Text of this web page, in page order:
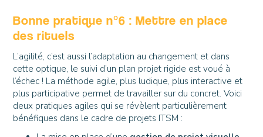
Bonne pratique n°6 : Mettre en place
des rituels
L’agilité, c’est aussi l’adaptation au changement et dans
cette optique, le suivi d’un plan projet rigide est voué à
l’échec ! La méthode agile, plus ludique, plus interactive et
plus participative permet de travailler sur du concret. Voici
deux pratiques agiles qui se révèlent particulièrement
bénéfiques dans le cadre de projets ITSM :